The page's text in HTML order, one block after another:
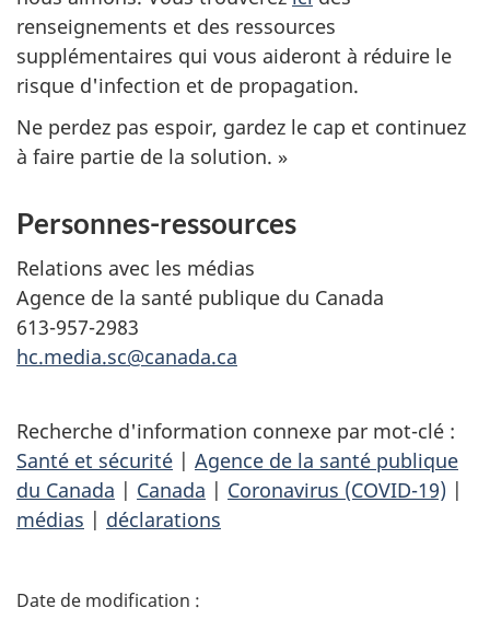
renseignements et des ressources
supplémentaires qui vous aideront à réduire le
risque d'infection et de propagation.
Ne perdez pas espoir, gardez le cap et continuez
à faire partie de la solution. »
Personnes-ressources
Relations avec les médias
Agence de la santé publique du Canada
613-957-2983
hc.media.sc@canada.ca
Recherche d'information connexe par mot-clé :
Santé et sécurité | Agence de la santé publique
du Canada | Canada | Coronavirus (COVID-19) |
médias | déclarations
D